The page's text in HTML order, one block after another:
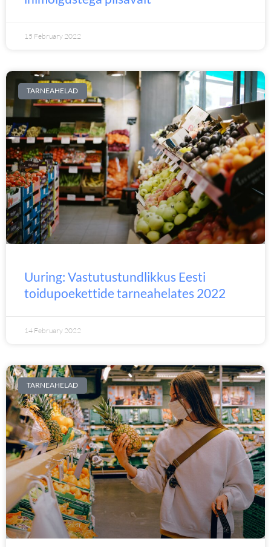
15 February 2022
TARNEAHELAD
Uuring: Vastutustundlikkus Eesti
toidupoekettide tarneahelates 2022
14 February 2022
TARNEAHELAD